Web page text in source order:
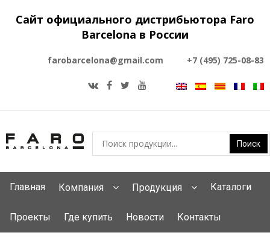
Сайт официального дистрибьютора Faro
Barcelona в России
farobarcelona@gmail.com +7 (495) 725-08-83
Главная Компания Продукция Каталоги
Проекты Где купить Новости Контакты